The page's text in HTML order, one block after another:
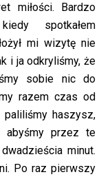
miłości. Bardzo
spotkałem
mi wizytę nie
i ja odkryliśmy, że
sobie nic do
razem czas od
paliliśmy haszysz,
abyśmy przez te
minut.
Po raz pierwszy